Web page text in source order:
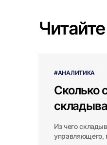
#АНАЛИТИКА
Сколько
Из чего
управляющего,